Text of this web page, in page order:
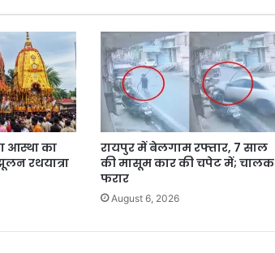
आस्था का
रथयात्रा
रायपुर में बेलगाम रफ्तार, 7 साल
की मासूम कार की चपेट में; चालक
फरार
August 6, 2026